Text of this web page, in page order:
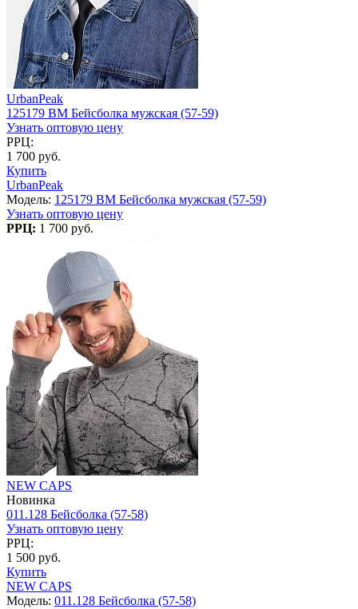
UrbanPeak
125179 BM Бейсболка мужская (57-59)
Узнать оптовую цену
РРЦ:
1 700 руб.
Купить
UrbanPeak
Модель: 125179 BM Бейсболка мужская (57-59)
Узнать оптовую цену
РРЦ: 1 700 руб.
NEW CAPS
Новинка
011.128 Бейсболка (57-58)
Узнать оптовую цену
РРЦ:
1 500 руб.
Купить
NEW CAPS
Модель: 011.128 Бейсболка (57-58)